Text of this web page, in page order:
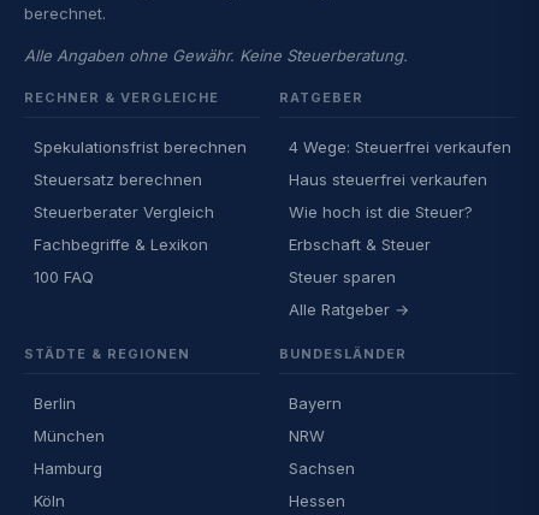
berechnet.
Alle Angaben ohne Gewähr. Keine Steuerberatung.
RECHNER & VERGLEICHE
Spekulationsfrist berechnen
Steuersatz berechnen
Steuerberater Vergleich
Fachbegriffe & Lexikon
100 FAQ
RATGEBER
4 Wege: Steuerfrei verkaufen
Haus steuerfrei verkaufen
Wie hoch ist die Steuer?
Erbschaft & Steuer
Steuer sparen
Alle Ratgeber →
STÄDTE & REGIONEN
Berlin
München
Hamburg
Köln
BUNDESLÄNDER
Bayern
NRW
Sachsen
Hessen